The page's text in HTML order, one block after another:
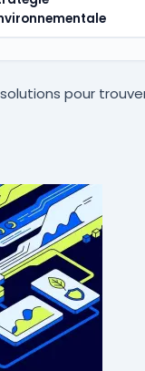
pour